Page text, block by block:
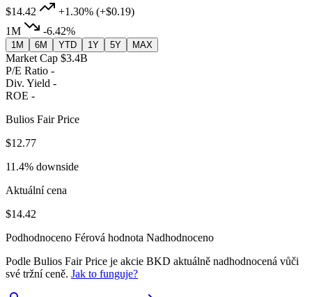
$14.42 +1.30% (+$0.19)
1M
-6.42%
1M 6M YTD 1Y 5Y MAX
Market Cap $3.4B
P/E Ratio -
Div. Yield -
ROE -
Bulios Fair Price
$12.77
11.4% downside
Aktuální cena
$14.42
Podhodnoceno Férová hodnota Nadhodnoceno
Podle Bulios Fair Price je akcie BKD aktuálně nadhodnocená vůči
své tržní ceně. Jak to funguje?